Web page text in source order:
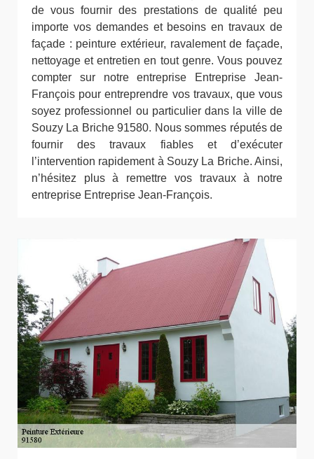
de vous fournir des prestations de qualité peu
importe vos demandes et besoins en travaux de
façade : peinture extérieur, ravalement de façade,
nettoyage et entretien en tout genre. Vous pouvez
compter sur notre entreprise Entreprise Jean-
François pour entreprendre vos travaux, que vous
soyez professionnel ou particulier dans la ville de
Souzy La Briche 91580. Nous sommes réputés de
fournir des travaux fiables et d’exécuter
l’intervention rapidement à Souzy La Briche. Ainsi,
n’hésitez plus à remettre vos travaux à notre
entreprise Entreprise Jean-François.